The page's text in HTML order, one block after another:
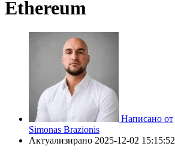
Ethereum
Написано от
Simonas Brazionis
Актуализирано 2025-12-02 15:15:52